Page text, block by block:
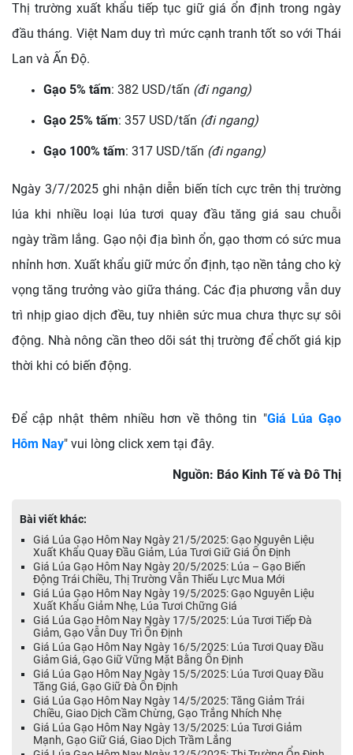
Thị trường xuất khẩu tiếp tục giữ giá ổn định trong ngày
đầu tháng. Việt Nam duy trì mức cạnh tranh tốt so với Thái
Lan và Ấn Độ.
Gạo 5% tấm: 382 USD/tấn (đi ngang)
Gạo 25% tấm: 357 USD/tấn (đi ngang)
Gạo 100% tấm: 317 USD/tấn (đi ngang)
Ngày 3/7/2025 ghi nhận diễn biến tích cực trên thị trường
lúa khi nhiều loại lúa tươi quay đầu tăng giá sau chuỗi
ngày trầm lắng. Gạo nội địa bình ổn, gạo thơm có sức mua
nhỉnh hơn. Xuất khẩu giữ mức ổn định, tạo nền tảng cho kỳ
vọng tăng trưởng vào giữa tháng. Các địa phương vẫn duy
trì nhịp giao dịch đều, tuy nhiên sức mua chưa thực sự sôi
động. Nhà nông cần theo dõi sát thị trường để chốt giá kịp
thời khi có biến động.
Để cập nhật thêm nhiều hơn về thông tin "Giá Lúa Gạo
Hôm Nay" vui lòng click xem tại đây.
Nguồn: Báo Kinh Tế và Đô Thị
Bài viết khác:
Giá Lúa Gạo Hôm Nay Ngày 21/5/2025: Gạo Nguyên Liệu
Xuất Khẩu Quay Đầu Giảm, Lúa Tươi Giữ Giá Ổn Định
Giá Lúa Gạo Hôm Nay Ngày 20/5/2025: Lúa – Gạo Biến
Động Trái Chiều, Thị Trường Vẫn Thiếu Lực Mua Mới
Giá Lúa Gạo Hôm Nay Ngày 19/5/2025: Gạo Nguyên Liệu
Xuất Khẩu Giảm Nhẹ, Lúa Tươi Chững Giá
Giá Lúa Gạo Hôm Nay Ngày 17/5/2025: Lúa Tươi Tiếp Đà
Giảm, Gạo Vẫn Duy Trì Ổn Định
Giá Lúa Gạo Hôm Nay Ngày 16/5/2025: Lúa Tươi Quay Đầu
Giảm Giá, Gạo Giữ Vững Mặt Bằng Ổn Định
Giá Lúa Gạo Hôm Nay Ngày 15/5/2025: Lúa Tươi Quay Đầu
Tăng Giá, Gạo Giữ Đà Ổn Định
Giá Lúa Gạo Hôm Nay Ngày 14/5/2025: Tăng Giảm Trái
Chiều, Giao Dịch Cầm Chừng, Gạo Trắng Nhích Nhẹ
Giá Lúa Gạo Hôm Nay Ngày 13/5/2025: Lúa Tươi Giảm
Mạnh, Gạo Giữ Giá, Giao Dịch Trầm Lắng